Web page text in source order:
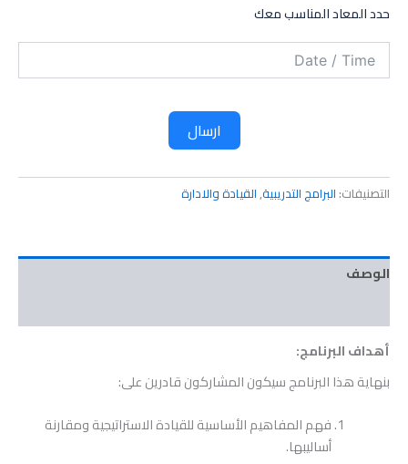
حدد المعاد المناسب معك
ارسال
التصنيفات: البرامج التدريبية,القيادة والادارة
الوصف
أهداف البرنامج:
بنهاية هذا البرنامج سيكون المشاركون قادرين على:
فهم المفاهيم الأساسية للقيادة الاستراتيجية ومقارنة
أساليبها.